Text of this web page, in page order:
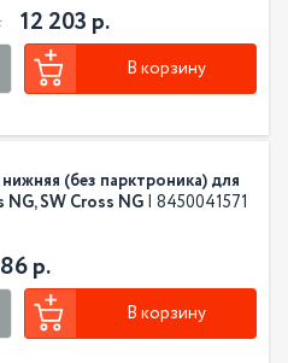
12 203 р.
В корзину
(без парктроника) для
NG, SW Cross NG | 8450041571
р.
В корзину